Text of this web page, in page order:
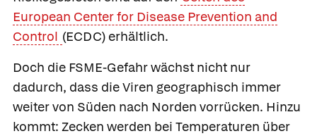
European Center for Disease Prevention and
Control (ECDC) erhältlich.
Doch die FSME-Gefahr wächst nicht nur
dadurch, dass die Viren geographisch immer
weiter von Süden nach Norden vorrücken. Hinzu
kommt: Zecken werden bei Temperaturen über